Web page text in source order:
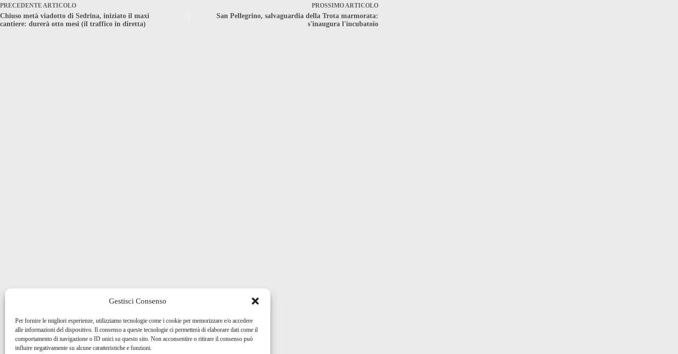
Gestisci Consenso
Per fornire le migliori esperienze, utilizziamo tecnologie come i cookie per memorizzare e/o accedere
alle informazioni del dispositivo. Il consenso a queste tecnologie ci permetterà di elaborare dati come il
comportamento di navigazione o ID unici su questo sito. Non acconsentire o ritirare il consenso può
influire negativamente su alcune caratteristiche e funzioni.
PRECEDENTEARTICOLO
Chiuso metà viadotto di Sedrina, iniziato il maxi
cantiere: durerà otto mesi (il traffico in diretta)
PROSSIMOARTICOLO
San Pellegrino, salvaguardia della Trota marmorata:
s'inaugura l'incubatoio